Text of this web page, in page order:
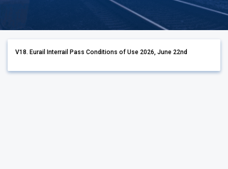
V18. Eurail Interrail Pass Conditions of Use 2026, June 22nd